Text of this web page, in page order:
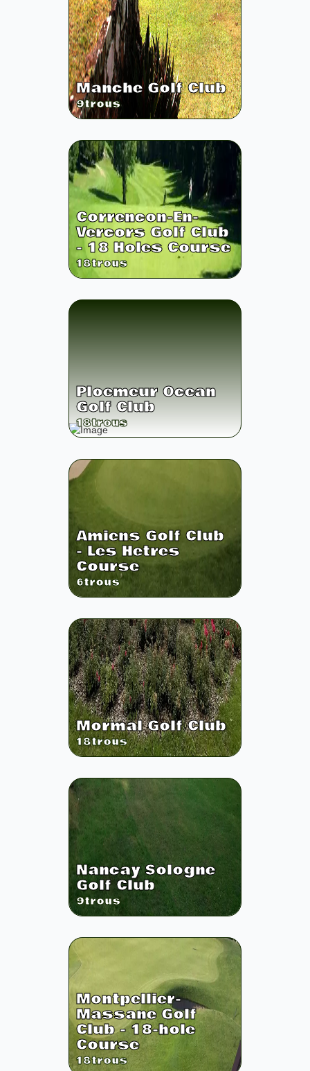
Manche Golf Club
9trous
Correncon-En-
Vercors Golf Club
- 18 Holes Course
18trous
Ploemeur Ocean
Golf Club
18trous
Amiens Golf Club
- Les Hetres
Course
6trous
Mormal Golf Club
18trous
Nancay Sologne
Golf Club
9trous
Montpellier-
Massane Golf
Club - 18-hole
Course
18trous